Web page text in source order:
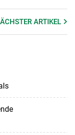
ARTIKEL